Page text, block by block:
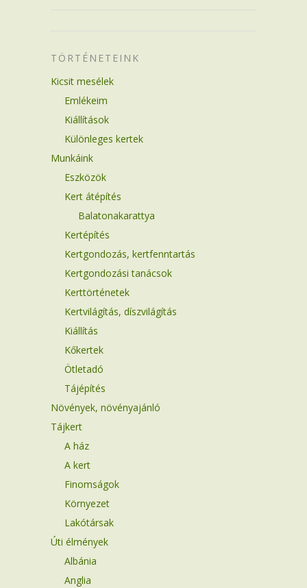
TÖRTÉNETEINK
Kicsit mesélek
Emlékeim
Kiállítások
Különleges kertek
Munkáink
Eszközök
Kert átépítés
Balatonakarattya
Kertépítés
Kertgondozás, kertfenntartás
Kertgondozási tanácsok
Kerttörténetek
Kertvilágítás, díszvilágítás
Kiállítás
Kőkertek
Ötletadó
Tájépítés
Növények, növényajánló
Tájkert
A ház
A kert
Finomságok
Környezet
Lakótársak
Úti élmények
Albánia
Anglia